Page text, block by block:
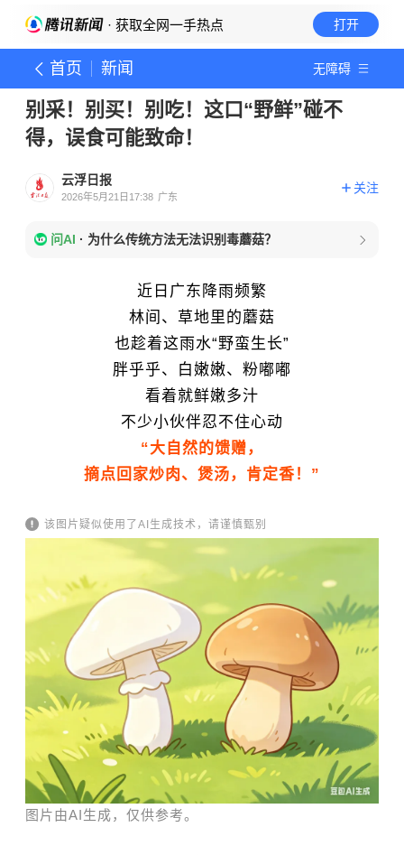
· 获取全网一手热点 打开
首页 新闻 无障碍
别采！别买！别吃！这口“野鲜”碰不
得，误食可能致命！
云浮日报
2026年5月21日17:38 广东
关注
问AI · 为什么传统方法无法识别毒蘑菇？
近日广东降雨频繁
林间、草地里的蘑菇
也趁着这雨水“野蛮生长”
胖乎乎、白嫩嫩、粉嘟嘟
看着就鲜嫩多汁
不少小伙伴忍不住心动
“大自然的馈赠，
摘点回家炒肉、煲汤，肯定香！”
该图片疑似使用了AI生成技术，请谨慎甄别
图片由AI生成，仅供参考。